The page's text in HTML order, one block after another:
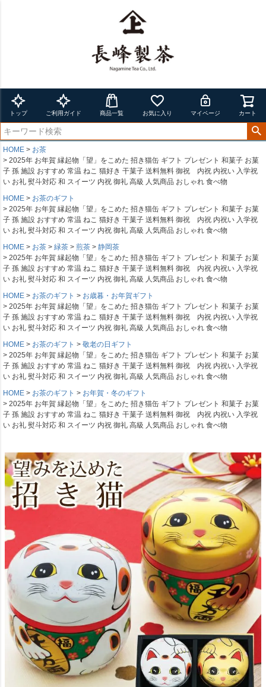
トップ ご利用ガイド 商品一覧 お気に入り マイページ カート
HOME
お茶
2025年 お年賀 縁起物「望」をこめた 招き猫缶 ギフト プレゼント 和菓子 お菓
子 孫 施設 おすすめ 常温 ねこ 猫好き 干菓子 送料無料 御祝 内祝 内祝い 入学祝
い お礼 熨斗対応 和 スイーツ 内祝 御礼 高級 人気商品 おしゃれ 食べ物
HOME
お茶のギフト
2025年 お年賀 縁起物「望」をこめた 招き猫缶 ギフト プレゼント 和菓子 お菓
子 孫 施設 おすすめ 常温 ねこ 猫好き 干菓子 送料無料 御祝 内祝 内祝い 入学祝
い お礼 熨斗対応 和 スイーツ 内祝 御礼 高級 人気商品 おしゃれ 食べ物
HOME
お茶 緑茶 煎茶
静岡茶
2025年 お年賀 縁起物「望」をこめた 招き猫缶 ギフト プレゼント 和菓子 お菓
子 孫 施設 おすすめ 常温 ねこ 猫好き 干菓子 送料無料 御祝 内祝 内祝い 入学祝
い お礼 熨斗対応 和 スイーツ 内祝 御礼 高級 人気商品 おしゃれ 食べ物
HOME
お茶のギフト
お歳暮・お年賀ギフト
2025年 お年賀 縁起物「望」をこめた 招き猫缶 ギフト プレゼント 和菓子 お菓
子 孫 施設 おすすめ 常温 ねこ 猫好き 干菓子 送料無料 御祝 内祝 内祝い 入学祝
い お礼 熨斗対応 和 スイーツ 内祝 御礼 高級 人気商品 おしゃれ 食べ物
HOME
お茶のギフト
敬老の日ギフト
2025年 お年賀 縁起物「望」をこめた 招き猫缶 ギフト プレゼント 和菓子 お菓
子 孫 施設 おすすめ 常温 ねこ 猫好き 干菓子 送料無料 御祝 内祝 内祝い 入学祝
い お礼 熨斗対応 和 スイーツ 内祝 御礼 高級 人気商品 おしゃれ 食べ物
HOME
お茶のギフト
お年賀・冬のギフト
2025年 お年賀 縁起物「望」をこめた 招き猫缶 ギフト プレゼント 和菓子 お菓
子 孫 施設 おすすめ 常温 ねこ 猫好き 干菓子 送料無料 御祝 内祝 内祝い 入学祝
い お礼 熨斗対応 和 スイーツ 内祝 御礼 高級 人気商品 おしゃれ 食べ物